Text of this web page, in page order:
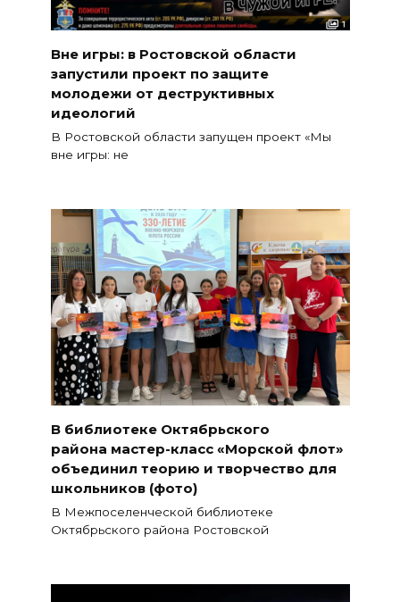
Вне игры: в Ростовской области
запустили проект по защите
молодежи от деструктивных
идеологий
В Ростовской области запущен проект «Мы
вне игры: не
В библиотеке Октябрьского
района мастер-класс «Морской флот»
объединил теорию и творчество для
школьников (фото)
В Межпоселенческой библиотеке
Октябрьского района Ростовской